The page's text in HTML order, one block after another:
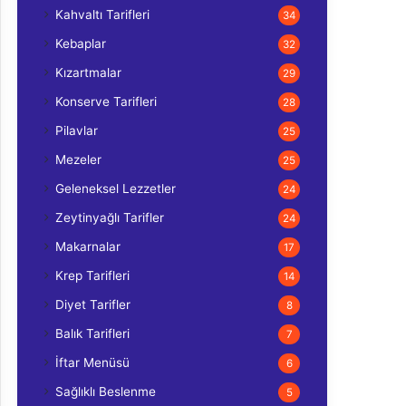
Kahvaltı Tarifleri 34
Kebaplar 32
Kızartmalar 29
Konserve Tarifleri 28
Pilavlar 25
Mezeler 25
Geleneksel Lezzetler 24
Zeytinyağlı Tarifler 24
Makarnalar 17
Krep Tarifleri 14
Diyet Tarifler 8
Balık Tarifleri 7
İftar Menüsü 6
Sağlıklı Beslenme 5